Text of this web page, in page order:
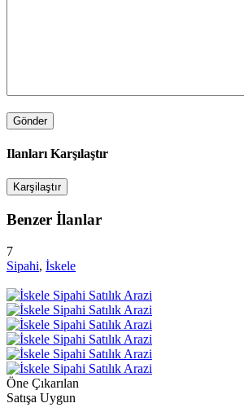
Ilanları Karşılaştır
Karşilaştır
Benzer İlanlar
7
Sipahi, İskele
Öne Çıkarılan
Satışa Uygun